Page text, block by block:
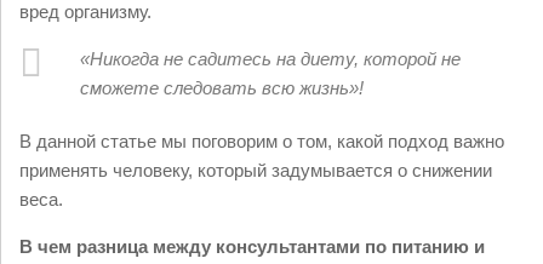
вред организму.
«Никогда не садитесь на диету, которой не
сможете следовать всю жизнь»!
В данной статье мы поговорим о том, какой подход важно
применять человеку, который задумывается о снижении
веса.
В чем разница между консультантами по питанию и